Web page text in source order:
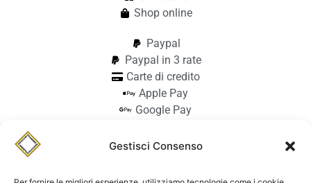
Gestisci Consenso
Shop online
Paypal
Paypal in 3 rate
Carte di credito
Apple Pay
Google Pay
Pagamento alla consegna